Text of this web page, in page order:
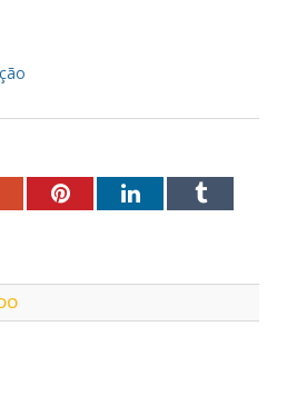
Google+PinterestLinkedInTumblr